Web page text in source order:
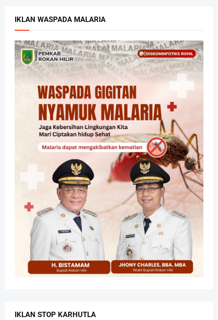
IKLAN WASPADA MALARIA
IKLAN STOP KARHUTLA